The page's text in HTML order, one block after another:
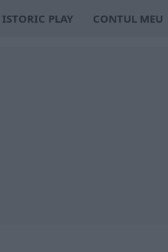
ISTORIC PLAY CONTUL MEU